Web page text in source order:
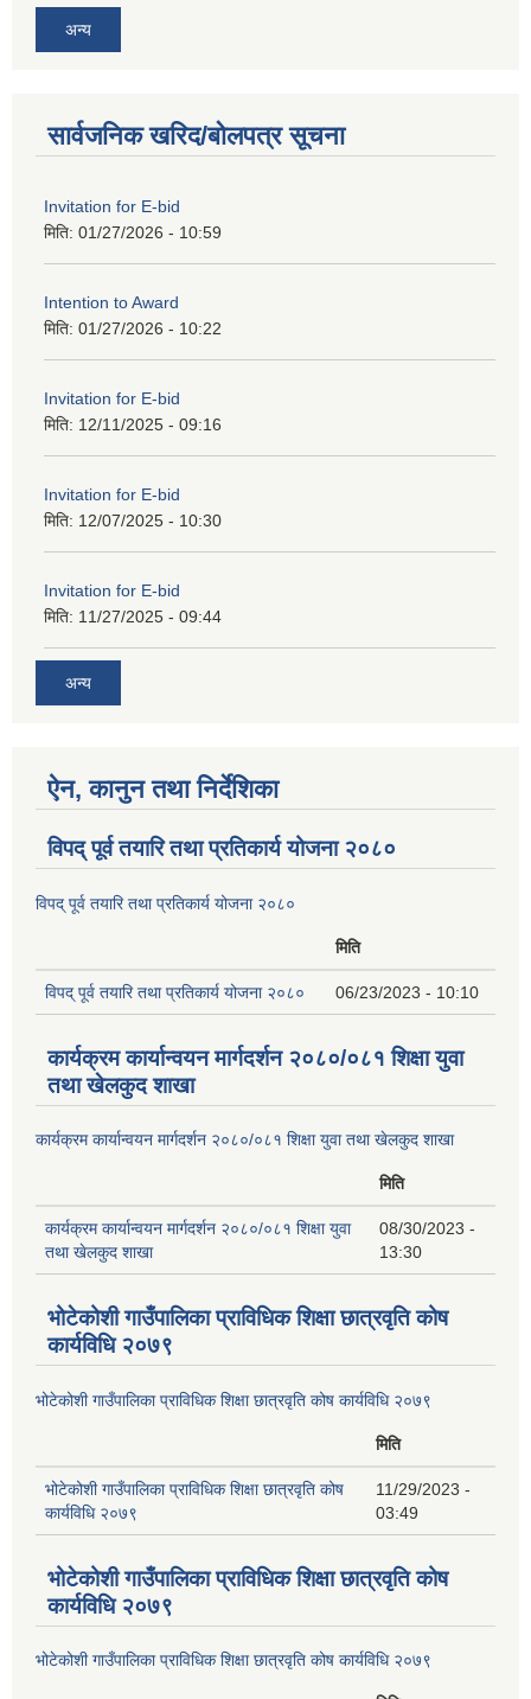
अन्य
सार्वजनिक खरिद/बोलपत्र सूचना
Invitation for E-bid
मिति: 01/27/2026 - 10:59
Intention to Award
मिति: 01/27/2026 - 10:22
Invitation for E-bid
मिति: 12/11/2025 - 09:16
Invitation for E-bid
मिति: 12/07/2025 - 10:30
Invitation for E-bid
मिति: 11/27/2025 - 09:44
अन्य
ऐन, कानुन तथा निर्देशिका
विपद् पूर्व तयारि तथा प्रतिकार्य योजना २०८०
विपद् पूर्व तयारि तथा प्रतिकार्य योजना २०८०
मिति
विपद् पूर्व तयारि तथा प्रतिकार्य योजना २०८० 06/23/2023 - 10:10
कार्यक्रम कार्यान्वयन मार्गदर्शन २०८०/०८१ शिक्षा युवा
तथा खेलकुद शाखा
कार्यक्रम कार्यान्वयन मार्गदर्शन २०८०/०८१ शिक्षा युवा तथा खेलकुद शाखा
मिति
कार्यक्रम कार्यान्वयन मार्गदर्शन २०८०/०८१ शिक्षा युवा
तथा खेलकुद शाखा
08/30/2023 -
13:30
भोटेकोशी गाउँपालिका प्राविधिक शिक्षा छात्रवृति कोष
कार्यविधि २०७९
भोटेकोशी गाउँपालिका प्राविधिक शिक्षा छात्रवृति कोष कार्यविधि २०७९
मिति
भोटेकोशी गाउँपालिका प्राविधिक शिक्षा छात्रवृति कोष
कार्यविधि २०७९
11/29/2023 -
03:49
भोटेकोशी गाउँपालिका प्राविधिक शिक्षा छात्रवृति कोष
कार्यविधि २०७९
भोटेकोशी गाउँपालिका प्राविधिक शिक्षा छात्रवृति कोष कार्यविधि २०७९